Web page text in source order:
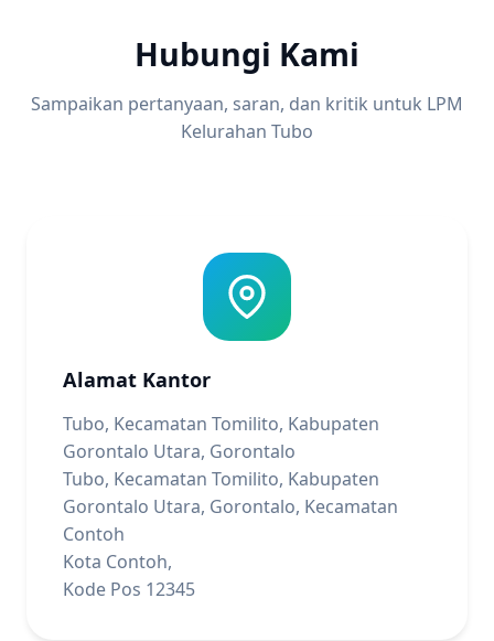
Hubungi Kami
Sampaikan pertanyaan, saran, dan kritik untuk LPM
Kelurahan Tubo
Alamat Kantor
Tubo, Kecamatan Tomilito, Kabupaten
Gorontalo Utara, Gorontalo
Tubo, Kecamatan Tomilito, Kabupaten
Gorontalo Utara, Gorontalo, Kecamatan
Contoh
Kota Contoh,
Kode Pos 12345